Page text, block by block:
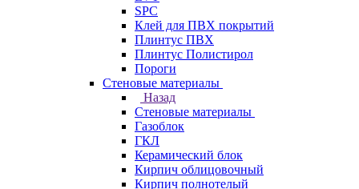
SPC
Клей для ПВХ покрытий
Плинтус ПВХ
Плинтус Полистирол
Пороги
Стеновые материалы
Назад
Стеновые материалы
Газоблок
ГКЛ
Керамический блок
Кирпич облицовочный
Кирпич полнотелый